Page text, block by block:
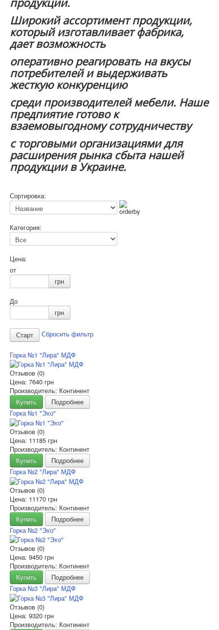
Широкий ассортимент продукции,
который изготавливает фабрика,
дает возможность
оперативно реагировать на вкусы
потребителей и выдерживать
жесткую конкуренцию
среди производителей мебели. Наше
предпиятие готово к
взаемовыгодному сотрудничеству
с торговыми организациями для
расширения рынка сбыта нашей
продукции в Украине.
Сортировка:
Категория:
Цена:
от
грн
До
грн
Сбросить фильтр
Горка №1 "Лира" МДФ
Отзывов (0)
Цена: 7640 грн
Производитель: Континент
Купить
Подробнее
Горка №1 "Эхо"
Отзывов (0)
Цена: 11185 грн
Производитель: Континент
Купить
Подробнее
Горка №2 "Лира" МДФ
Отзывов (0)
Цена: 11170 грн
Производитель: Континент
Купить
Подробнее
Горка №2 "Эхо"
Отзывов (0)
Цена: 9450 грн
Производитель: Континент
Купить
Подробнее
Горка №3 "Лира" МДФ
Отзывов (0)
Цена: 9320 грн
Производитель: Континент